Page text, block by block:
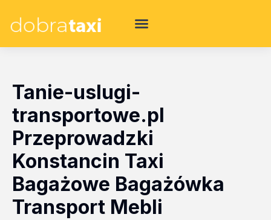
Tanie-uslugi-
transportowe.pl
Przeprowadzki
Konstancin Taxi
Bagażowe Bagażówka
Transport Mebli